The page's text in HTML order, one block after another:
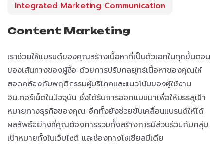
Integrated Marketing Communication
Content Marketing
เราช่วยให้แบรนด์ของคุณสร้างเนื้อหาที่เป็นตัวเอกในทุกขั้นตอน
ของเส้นทางของผู้ซื้อ ด้วยการปรับกลยุทธ์เนื้อหาของคุณให้
สอดคล้องกับพฤติกรรมผู้บริโภคและแนวโน้มของผู้ใช้งาน
อินเทอร์เน็ตในปัจจุบัน ซึ่งได้รับการออกแบบมาเพื่อให้บรรลุเป้า
หมายทางธุรกิจของคุณ อีกทั้งยังช่วยขับเคลื่อนแบรนด์ให้ได้
ผลลัพธ์อย่างที่คุณต้องการรวมทั้งสร้างการมีส่วนร่วมกับกลุ่ม
เป้าหมายทั้งในเว็บไซต์ และช่องทางโซเชียลมีเดีย